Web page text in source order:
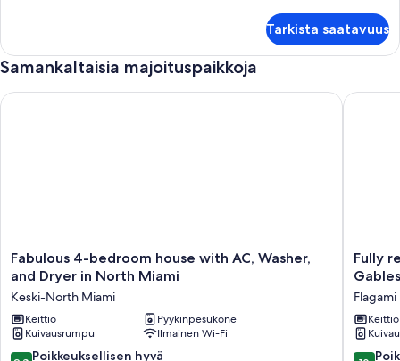
makuuhuone
Tarkista saatavuus
Samankaltaisia majoituspaikkoja
Fabulous
4-
bedroom
house
with
AC,
Washer,
Fabulous 4-bedroom house with AC, Washer,
and Dryer in North Miami
Keski-North Miami
Keittiö
Pyykinpesukone
Kuivausrumpu
Ilmainen Wi-Fi
9.8 Poikkeuksellisen hyvä
Fabulous 4-bedroom house with AC, Washer, and Dryer in
Fully
house
in
Coral
Fully
Flagami
Keittiö
10.0
Fully